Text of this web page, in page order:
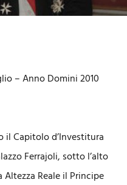
– Anno Domini 2010
il Capitolo d’Investitura
Ferrajoli, sotto l’alto
Reale il Principe